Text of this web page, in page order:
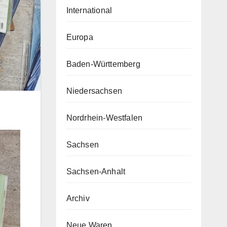
International
Europa
Baden-Württemberg
Niedersachsen
Nordrhein-Westfalen
Sachsen
Sachsen-Anhalt
Archiv
Neue Waren